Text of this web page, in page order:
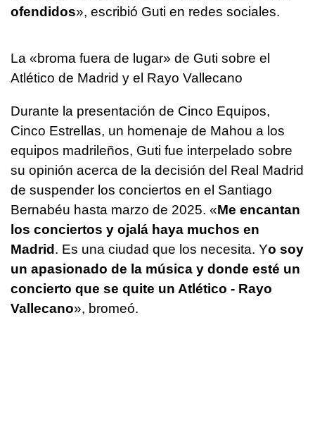
ofendidos», escribió Guti en redes sociales.
La «broma fuera de lugar» de Guti sobre el
Atlético de Madrid y el Rayo Vallecano
Durante la presentación de Cinco Equipos,
Cinco Estrellas, un homenaje de Mahou a los
equipos madrileños, Guti fue interpelado sobre
su opinión acerca de la decisión del Real Madrid
de suspender los conciertos en el Santiago
Bernabéu hasta marzo de 2025. «Me encantan
los conciertos y ojalá haya muchos en
Madrid. Es una ciudad que los necesita. Yo soy
un apasionado de la música y donde esté un
concierto que se quite un Atlético - Rayo
Vallecano», bromeó.